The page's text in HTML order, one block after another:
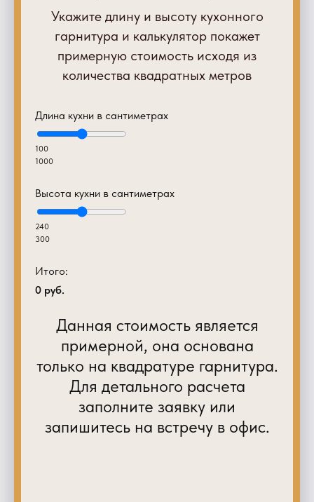
Укажите длину и высоту кухонного
гарнитура и калькулятор покажет
примерную стоимость исходя из
количества квадратных метров
Длина кухни в сантиметрах
100
1000
Высота кухни в сантиметрах
240
300
Итого:
0 руб.
Данная стоимость является
примерной, она основана
только на квадратуре гарнитура.
Для детального расчета
заполните заявку или
запишитесь на встречу в офис.